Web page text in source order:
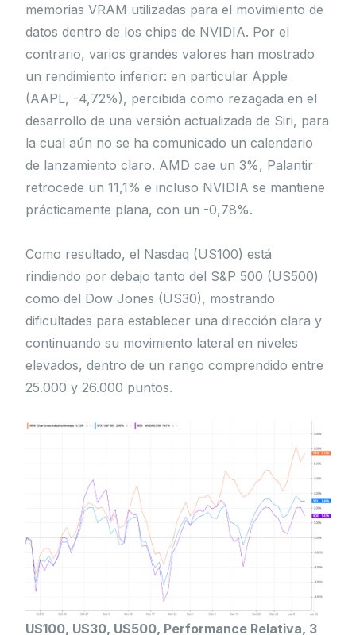
memorias VRAM utilizadas para el movimiento de
datos dentro de los chips de NVIDIA. Por el
contrario, varios grandes valores han mostrado
un rendimiento inferior: en particular Apple
(AAPL, -4,72%), percibida como rezagada en el
desarrollo de una versión actualizada de Siri, para
la cual aún no se ha comunicado un calendario
de lanzamiento claro. AMD cae un 3%, Palantir
retrocede un 11,1% e incluso NVIDIA se mantiene
prácticamente plana, con un -0,78%.
Como resultado, el Nasdaq (US100) está
rindiendo por debajo tanto del S&P 500 (US500)
como del Dow Jones (US30), mostrando
dificultades para establecer una dirección clara y
continuando su movimiento lateral en niveles
elevados, dentro de un rango comprendido entre
25.000 y 26.000 puntos.
US100, US30, US500, Performance Relativa, 3